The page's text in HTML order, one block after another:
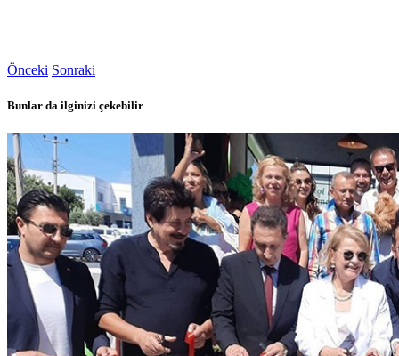
Önceki Sonraki
Bunlar da ilginizi çekebilir